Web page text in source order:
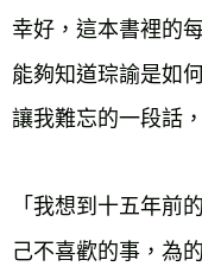
幸好，這本書裡的
能夠知道琮諭是如
讓我難忘的一段話
「我想到十五年前
己不喜歡的事，為